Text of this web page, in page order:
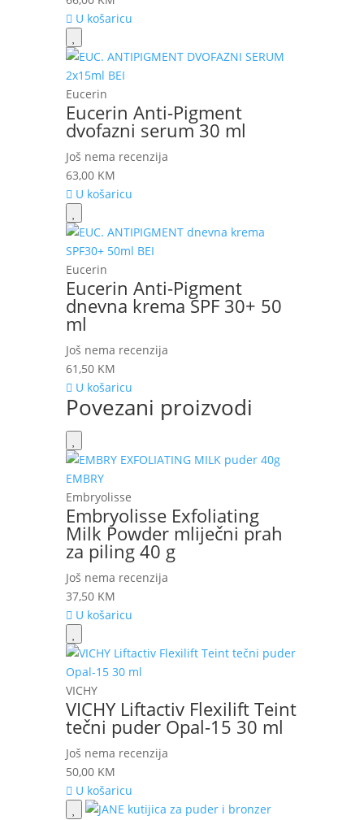
U košaricu
Eucerin
Eucerin Anti-Pigment
dvofazni serum 30 ml
Još nema recenzija
63,00 KM
U košaricu
Eucerin
Eucerin Anti-Pigment
dnevna krema SPF 30+ 50
ml
Još nema recenzija
61,50 KM
U košaricu
Povezani proizvodi
Embryolisse
Embryolisse Exfoliating
Milk Powder mliječni prah
za piling 40 g
Još nema recenzija
37,50 KM
U košaricu
VICHY
VICHY Liftactiv Flexilift Teint
tečni puder Opal-15 30 ml
Još nema recenzija
50,00 KM
U košaricu